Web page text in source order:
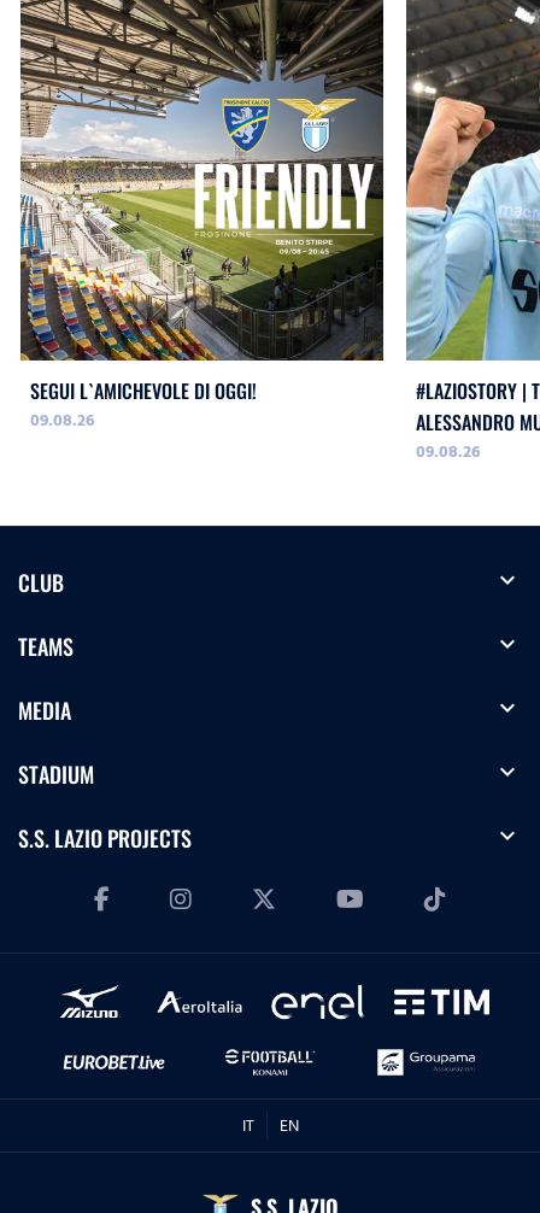
SEGUI L`AMICHEVOLE DI OGGI!
09.08.26
#LAZIOSTORY |
ALESSANDRO
09.08.26
CLUB expand_more
TEAMS expand_more
MEDIA expand_more
STADIUM expand_more
S.S. LAZIO PROJECTS expand_more
IT EN